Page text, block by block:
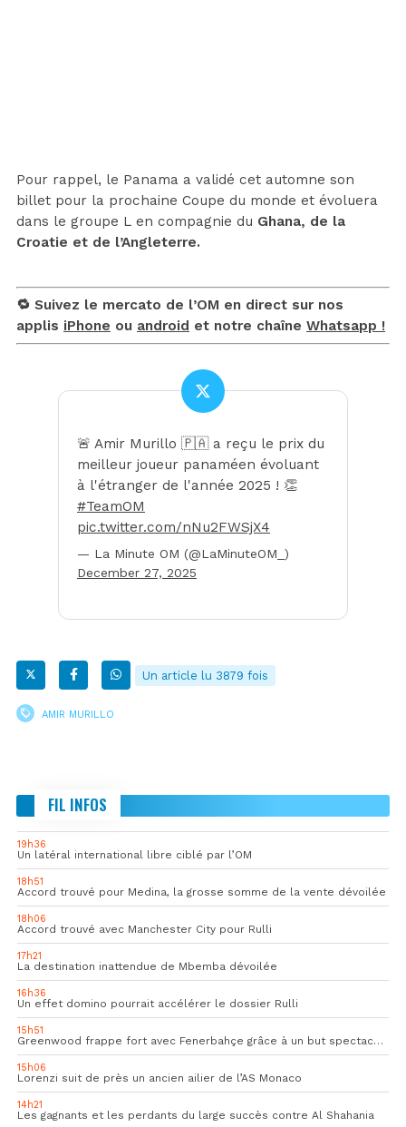
Pour rappel, le Panama a validé cet automne son
billet pour la prochaine Coupe du monde et évoluera
dans le groupe L en compagnie du Ghana, de la
Croatie et de l’Angleterre.
🔁 Suivez le mercato de l’OM en direct sur nos
applis iPhone ou android et notre chaîne Whatsapp !
🚨 Amir Murillo 🇵🇦 a reçu le prix du
meilleur joueur panaméen évoluant
à l'étranger de l'année 2025 ! 👏
#TeamOM
pic.twitter.com/nNu2FWSjX4
— La Minute OM (@LaMinuteOM_)
December 27, 2025
Un article lu 3879 fois
AMIR MURILLO
FIL INFOS
19h36
Un latéral international libre ciblé par l’OM
18h51
Accord trouvé pour Medina, la grosse somme de la vente dévoilée
18h06
Accord trouvé avec Manchester City pour Rulli
17h21
La destination inattendue de Mbemba dévoilée
16h36
Un effet domino pourrait accélérer le dossier Rulli
15h51
Greenwood frappe fort avec Fenerbahçe grâce à un but spectaculaire
15h06
Lorenzi suit de près un ancien ailier de l’AS Monaco
14h21
Les gagnants et les perdants du large succès contre Al Shahania